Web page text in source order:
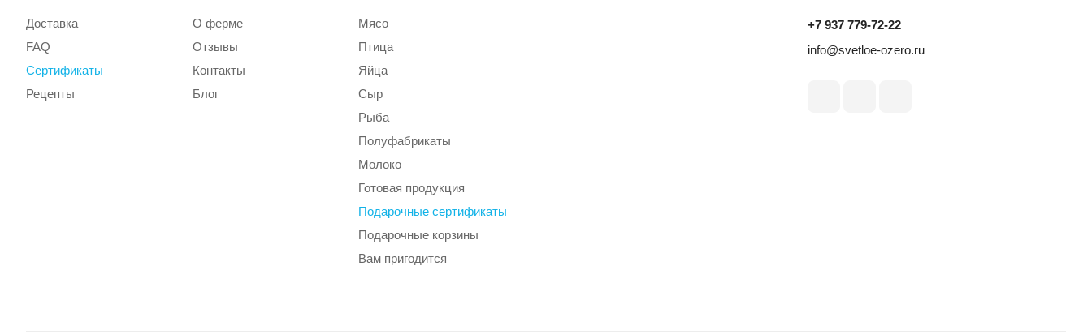
Доставка
FAQ
Сертификаты
Рецепты
О ферме
Отзывы
Контакты
Блог
Мясо
Птица
Яйца
Сыр
Рыба
Полуфабрикаты
Молоко
Готовая продукция
Подарочные сертификаты
Подарочные корзины
Вам пригодится
+7 937 779‑72‑22
info@svetloe-ozero.ru